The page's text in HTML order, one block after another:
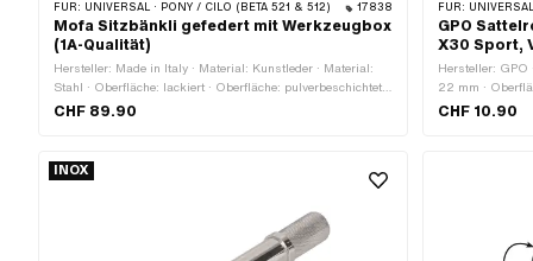
FÜR: UNIVERSAL · PONY / CILO (BETA 521 & 512) 17838
Mofa Sitzbänkli gefedert mit Werkzeugbox
(1A-Qualität)
Hersteller: Made in Italy · Material: Kunstleder · Material:
Stahl · Oberfläche: lackiert · Oberfläche: pulverbeschichtet ·
Gefedert: Ja · Farbe: schwarz · Gesamtlänge: 300 mm ·
CHF 89.90
FÜR:
GPO
X30 Sport,
Hersteller: GPO
22 mm ·
mm · Ø aussen:
CHF 10.90
INOX